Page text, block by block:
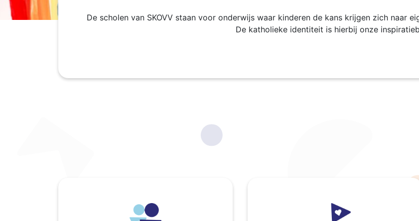
De scholen van SKOVV staan voor onderwijs waar kinderen de kans krijgen zich naar
De katholieke identiteit is hierbij onze